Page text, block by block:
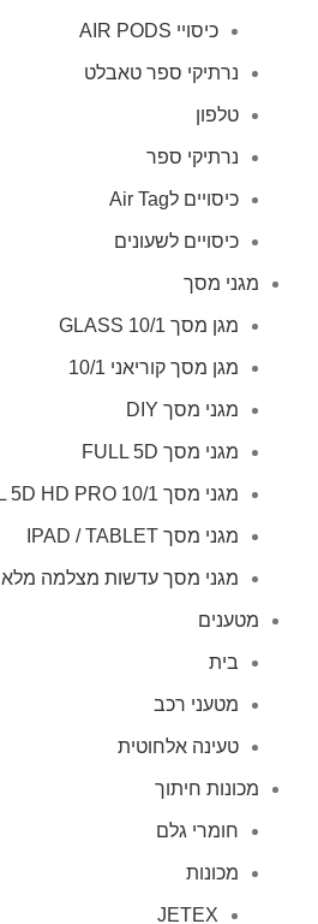
כיסויי AIR PODS
נרתיקי ספר טאבלט
טלפון
נרתיקי ספר
כיסויים לAir Tag
כיסויים לשעונים
מגני מסך
מגן מסך GLASS 10/1
מגן מסך קוריאני 10/1
מגני מסך DIY
מגני מסך FULL 5D
מגני מסך FULL 5D HD PRO 10/1
מגני מסך IPAD / TABLET
מגני מסך עדשות מצלמה מלא
מטענים
בית
מטעני רכב
טעינה אלחוטית
מכונות חיתוך
חומרי גלם
מכונות
JETEX